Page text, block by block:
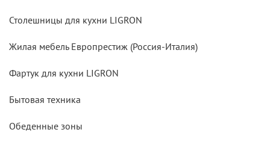
Столешницы для кухни LIGRON
Жилая мебель Европрестиж (Россия-Италия)
Фартук для кухни LIGRON
Бытовая техника
Обеденные зоны